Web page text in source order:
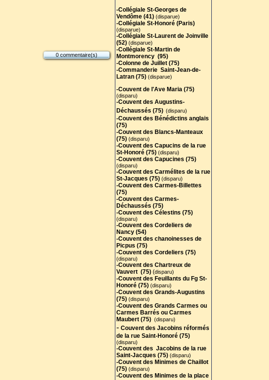
0 commentaire(s)
-Collégiale St-Georges de
Vendôme (41) (disparue)
-Collégiale St-Honoré (Paris)
(disparue)
-Collégiale St-Laurent de Joinville
(52) (disparue)
-Collégiale St-Martin de
Montmorency (95)
-Colonne de Juillet (75)
-Commanderie Saint-Jean-de-
Latran (75) (disparue)
-Couvent de l'Ave Maria (75)
(disparu)
-Couvent des Augustins-
Déchaussés (75) (disparu)
-Couvent des Bénédictins anglais
(75)
-Couvent des Blancs-Manteaux
(75) (disparu)
-Couvent des Capucins de la rue
St-Honoré (75) (disparu)
-Couvent des Capucines (75)
(disparu)
-Couvent des Carmélites de la rue
St-Jacques (75) (disparu)
-Couvent des Carmes-Billettes
(75)
-Couvent des Carmes-
Déchaussés (75)
-Couvent des Célestins (75)
(disparu)
-Couvent des Cordeliers de
Nancy (54)
-Couvent des chanoinesses de
Picpus (75)
-Couvent des Cordeliers (75)
(disparu)
-Couvent des Chartreux de
Vauvert (75) (disparu)
-Couvent des Feuillants du Fg St-
Honoré (75) (disparu)
-Couvent des Grands-Augustins
(75) (disparu)
-Couvent des Grands Carmes ou
Carmes Barrés ou Carmes
Maubert (75) (disparu)
- Couvent des Jacobins réformés
de la rue Saint-Honoré (75)
(disparu)
-Couvent des Jacobins de la rue
Saint-Jacques (75) (disparu)
-Couvent des Minimes de Chaillot
(75) (disparu)
-Couvent des Minimes de la place